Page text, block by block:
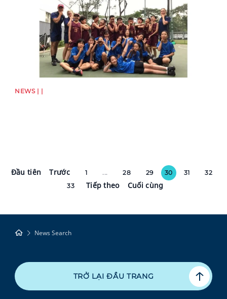
NEWS | |
Đầu tiên Trước 1 ... 28 29 30 31
32
33
Tiếp theo Cuối cùng
News Search
TRỞ LẠI ĐẦU TRANG